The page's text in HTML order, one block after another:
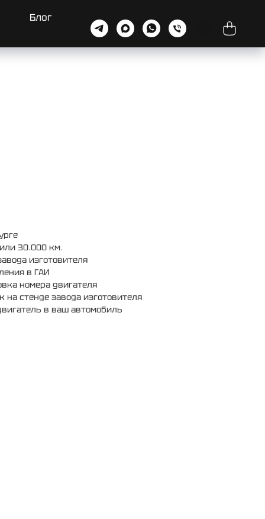
Блог
30.000 км.
изготовителя
в ГАИ
номера двигателя
на стенде завода изготовителя
в ваш автомобиль